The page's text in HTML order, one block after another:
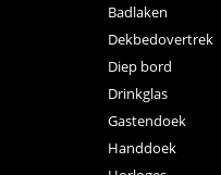
Badlaken
Dekbedovertrek
Diep bord
Drinkglas
Gastendoek
Handdoek